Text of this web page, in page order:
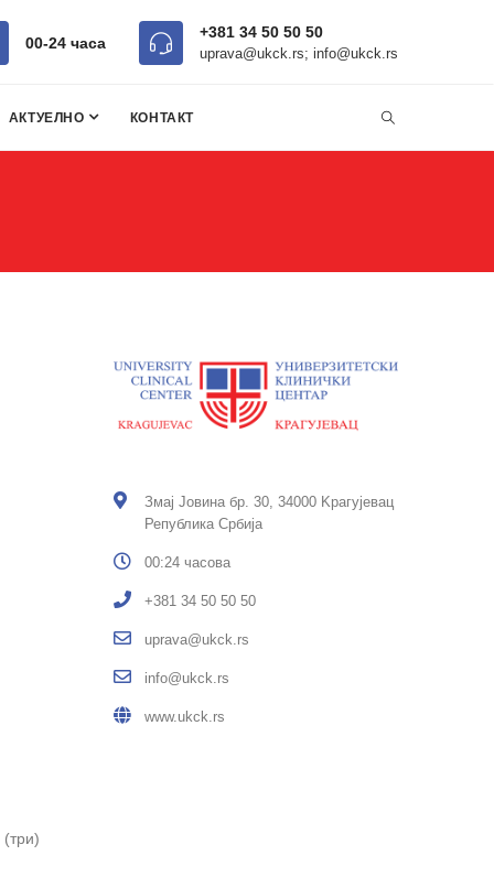
00-24 часa
+381 34 50 50 50
uprava@ukck.rs; info@ukck.rs
АКТУЕЛНО КОНТАКТ
Змај Јовина бр. 30, 34000 Kрагујевац
Република Србија
00:24 часова
+381 34 50 50 50
uprava@ukck.rs
info@ukck.rs
www.ukck.rs